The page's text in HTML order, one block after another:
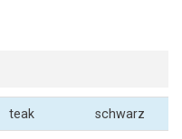
teak schwarz